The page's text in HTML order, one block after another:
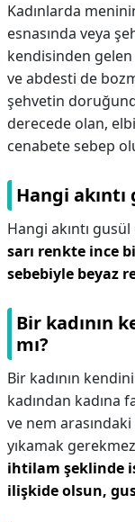
Kadınlarda
esnasında veya
kendisinden
ve abdesti de
şehvetin
derecede olan,
cenabete sebep
Hangi
Hangi akıntı
sarı renkte ince
sebebiyle beyaz
Bir kadının
mı?
Bir kadının
kadından kadına
ve nem
yıkamak
ihtilam şeklinde
ilişkide olsun,